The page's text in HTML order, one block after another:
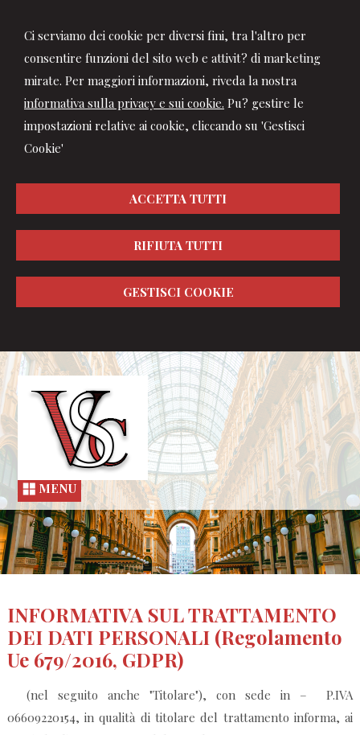
Ci serviamo dei cookie per diversi fini, tra l'altro per
consentire funzioni del sito web e attivit? di marketing
mirate. Per maggiori informazioni, riveda la nostra
informativa sulla privacy e sui cookie. Pu? gestire le
impostazioni relative ai cookie, cliccando su 'Gestisci
Cookie'
ACCETTA TUTTI
RIFIUTA TUTTI
GESTISCI COOKIE
MENU
INFORMATIVA SUL TRATTAMENTO
DEI DATI PERSONALI (Regolamento
Ue 679/2016, GDPR)
(nel seguito anche "Titolare"), con sede in – P.IVA
06609220154, in qualità di titolare del trattamento informa, ai